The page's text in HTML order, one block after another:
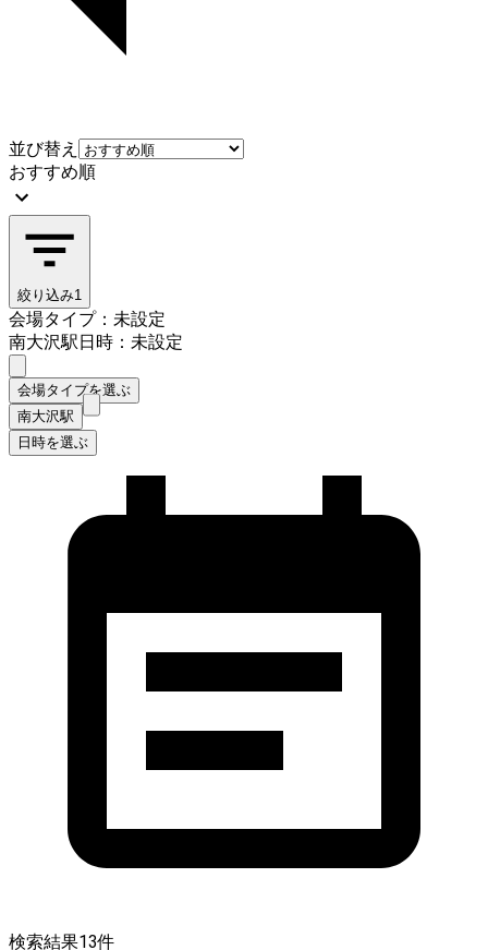
並び替え
おすすめ順
絞り込み1
会場タイプ：未設定
南大沢駅日時：未設定
会場タイプを選ぶ
南大沢駅
日時を選ぶ
検索結果13件